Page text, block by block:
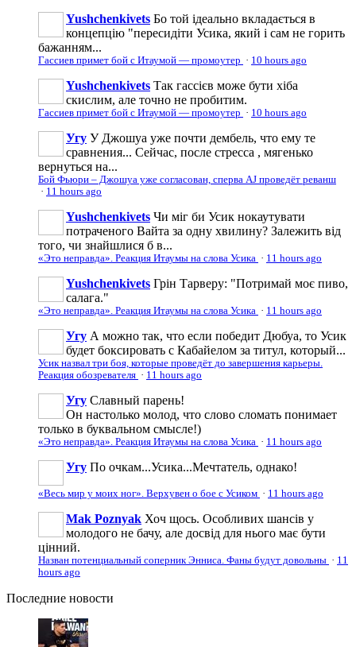
Yushchenkivets Бо той ідеально вкладається в
концепцію "пересидіти Усика, який і сам не горить
бажанням...
Гассиев примет бой с Итаумой — промоутер · 10 hours ago
Yushchenkivets Так гассієв може бути хіба
скислим, але точно не пробитим.
Гассиев примет бой с Итаумой — промоутер · 10 hours ago
Угу У Джошуа уже почти дембель, что ему те
сравнения... Сейчас, после стресса , мягенько
вернуться на...
Бой Фьюри – Джошуа уже согласован, сперва AJ проведёт реванш
· 11 hours ago
Yushchenkivets Чи міг би Усик нокаутувати
потраченого Вайта за одну хвилину? Залежить від
того, чи знайшлися б в...
«Это неправда». Реакция Итаумы на слова Усика · 11 hours ago
Yushchenkivets Грін Тарверу: "Потримай моє пиво,
салага."
«Это неправда». Реакция Итаумы на слова Усика · 11 hours ago
Угу А можно так, что если победит Дюбуа, то Усик
будет боксировать с Кабайелом за титул, который...
Усик назвал три боя, которые проведёт до завершения карьеры.
Реакция обозревателя · 11 hours ago
Угу Славный парень!
Он настолько молод, что слово сломать понимает
только в буквальном смысле!)
«Это неправда». Реакция Итаумы на слова Усика · 11 hours ago
Угу По очкам...Усика...Мечтатель, однако!
«Весь мир у моих ног». Верхувен о бое с Усиком · 11 hours ago
Mak Poznyak Хоч щось. Особливих шансів у
молодого не бачу, але досвід для нього має бути
цінний.
Назван потенциальный соперник Энниса. Фаны будут довольны · 11
hours ago
Последние новости